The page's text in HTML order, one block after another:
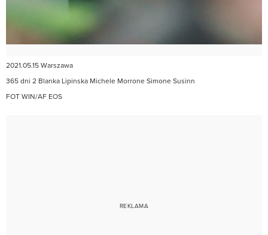
2021.05.15 Warszawa
365 dni 2 Blanka Lipinska Michele Morrone Simone Susinn
FOT WIN/AF EOS